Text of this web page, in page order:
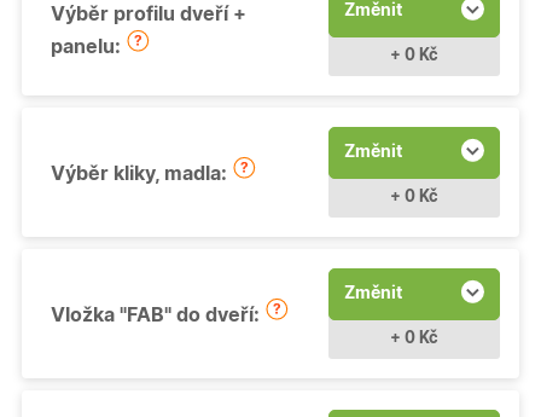
Výběr profilu dveří +
panelu:
Změnit
+ 0 Kč
Výběr kliky, madla:
Změnit
+ 0 Kč
Vložka "FAB" do dveří:
Změnit
+ 0 Kč